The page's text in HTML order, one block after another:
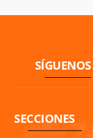
SÍGUENOS
SECCIONES